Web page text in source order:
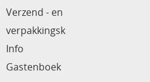
Verzend - en
verpakkingsk
Info
Gastenboek